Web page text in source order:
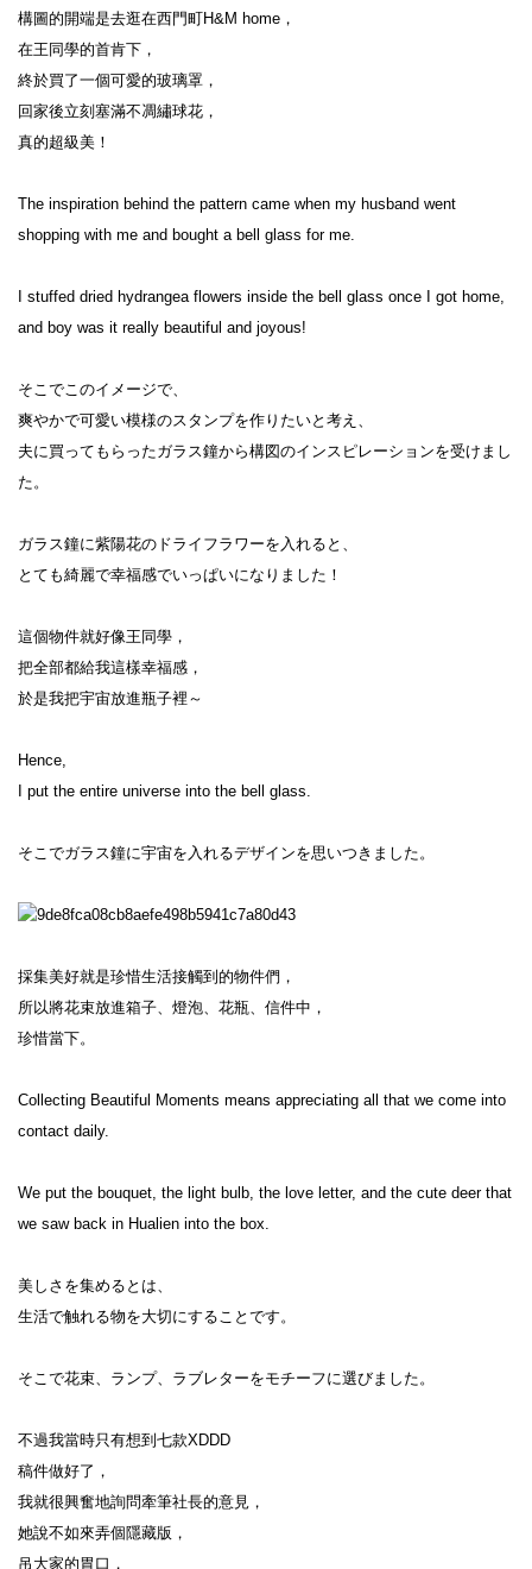
構圖的開端是去逛在西門町H&M home，
在王同學的首肯下，
終於買了一個可愛的玻璃罩，
回家後立刻塞滿不凋繡球花，
真的超級美！
The inspiration behind the pattern came when my husband went
shopping with me and bought a bell glass for me.
I stuffed dried hydrangea flowers inside the bell glass once I got home,
and boy was it really beautiful and joyous!
そこでこのイメージで、
爽やかで可愛い模様のスタンプを作りたいと考え、
夫に買ってもらったガラス鐘から構図のインスピレーションを受けまし
た。
ガラス鐘に紫陽花のドライフラワーを入れると、
とても綺麗で幸福感でいっぱいになりました！
這個物件就好像王同學，
把全部都給我這樣幸福感，
於是我把宇宙放進瓶子裡～
Hence,
I put the entire universe into the bell glass.
そこでガラス鐘に宇宙を入れるデザインを思いつきました。
採集美好就是珍惜生活接觸到的物件們，
所以將花束放進箱子、燈泡、花瓶、信件中，
珍惜當下。
Collecting Beautiful Moments means appreciating all that we come into
contact daily.
We put the bouquet, the light bulb, the love letter, and the cute deer that
we saw back in Hualien into the box.
美しさを集めるとは、
生活で触れる物を大切にすることです。
そこで花束、ランプ、ラブレターをモチーフに選びました。
不過我當時只有想到七款XDDD
稿件做好了，
我就很興奮地詢問牽筆社長的意見，
她說不如來弄個隱藏版，
吊大家的胃口，